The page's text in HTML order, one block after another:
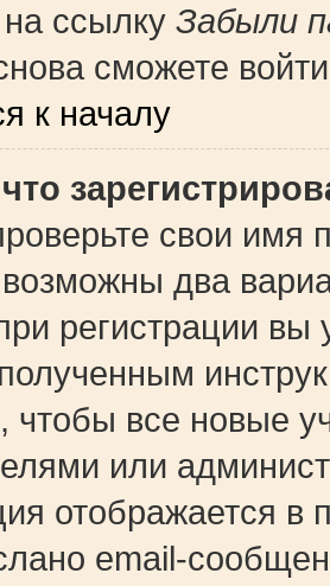
ссылку Забыли
сможете
к началу
свои имя
два
регистрации вы
чтобы все новые
или
отображается в
email-